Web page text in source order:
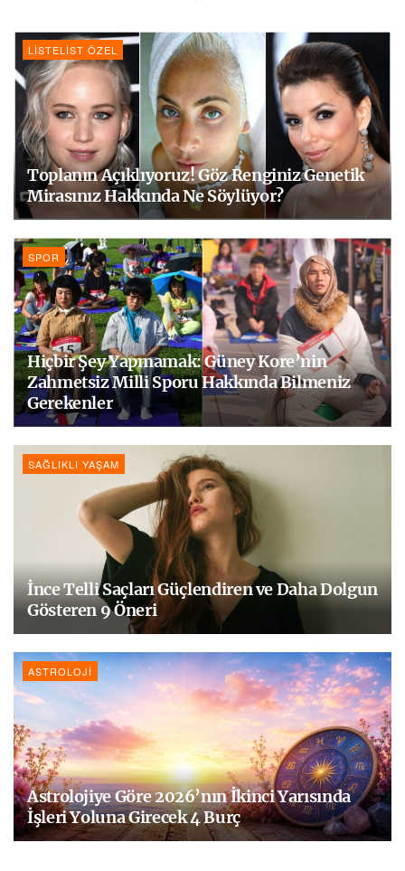
LISTELIST ÖZEL
Toplanın Açıklıyoruz! Göz Renginiz Genetik
Mirasınız Hakkında Ne Söylüyor?
SPOR
Hiçbir Şey Yapmamak: Güney Kore’nin
Zahmetsiz Milli Sporu Hakkında Bilmeniz
Gerekenler
SAĞLIKLI YAŞAM
İnce Telli Saçları Güçlendiren ve Daha Dolgun
Gösteren 9 Öneri
ASTROLOJI
Astrolojiye Göre 2026’nın İkinci Yarısında
İşleri Yoluna Girecek 4 Burç